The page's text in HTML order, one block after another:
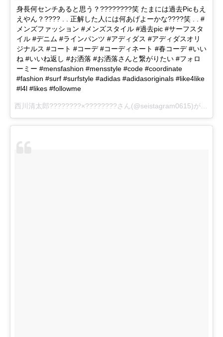
身長何センチあると思う？????????笑 たまには過去Picもえ
えやん？???? . . 正解した人には何あげよーかな????笑 . . #
メンズファッション #メンズスタイル #過去pic #サーフスタ
イル #デニム #ラインパンツ #アディダス #アディダスオリ
ジナルス #コート #コーデ #コーディネート #春コーデ #いい
ね #いいね返し #お洒落 #お洒落さんと繋がりたい #フォロ
ーミー #mensfashion #mensstyle #code #coordinate
#fashion #surf #surfstyle #adidas #adidasoriginals #like4like
#l4l #likes #followme
西川清太郎????????×????????さん(@seistagram0615)がシェアした投稿 –